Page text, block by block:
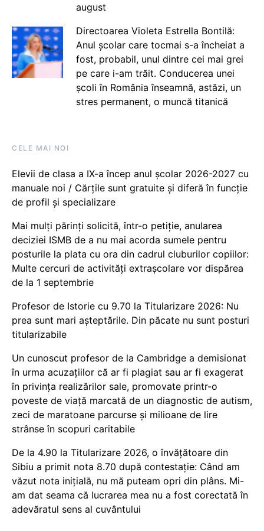
august
Directoarea Violeta Estrella Bontilă:
Anul școlar care tocmai s-a încheiat a
fost, probabil, unul dintre cei mai grei
pe care i-am trăit. Conducerea unei
școli în România înseamnă, astăzi, un
stres permanent, o muncă titanică
CELE MAI NOI
Elevii de clasa a IX-a încep anul școlar 2026-2027 cu
manuale noi / Cărțile sunt gratuite și diferă în funcție
de profil și specializare
Mai mulți părinți solicită, într-o petiție, anularea
deciziei ISMB de a nu mai acorda sumele pentru
posturile la plata cu ora din cadrul cluburilor copiilor:
Multe cercuri de activități extrașcolare vor dispărea
de la 1 septembrie
Profesor de Istorie cu 9.70 la Titularizare 2026: Nu
prea sunt mari așteptările. Din păcate nu sunt posturi
titularizabile
Un cunoscut profesor de la Cambridge a demisionat
în urma acuzațiilor că ar fi plagiat sau ar fi exagerat
în privința realizărilor sale, promovate printr-o
poveste de viață marcată de un diagnostic de autism,
zeci de maratoane parcurse și milioane de lire
strânse în scopuri caritabile
De la 4.90 la Titularizare 2026, o învățătoare din
Sibiu a primit nota 8.70 după contestație: Când am
văzut nota inițială, nu mă puteam opri din plâns. Mi-
am dat seama că lucrarea mea nu a fost corectată în
adevăratul sens al cuvântului